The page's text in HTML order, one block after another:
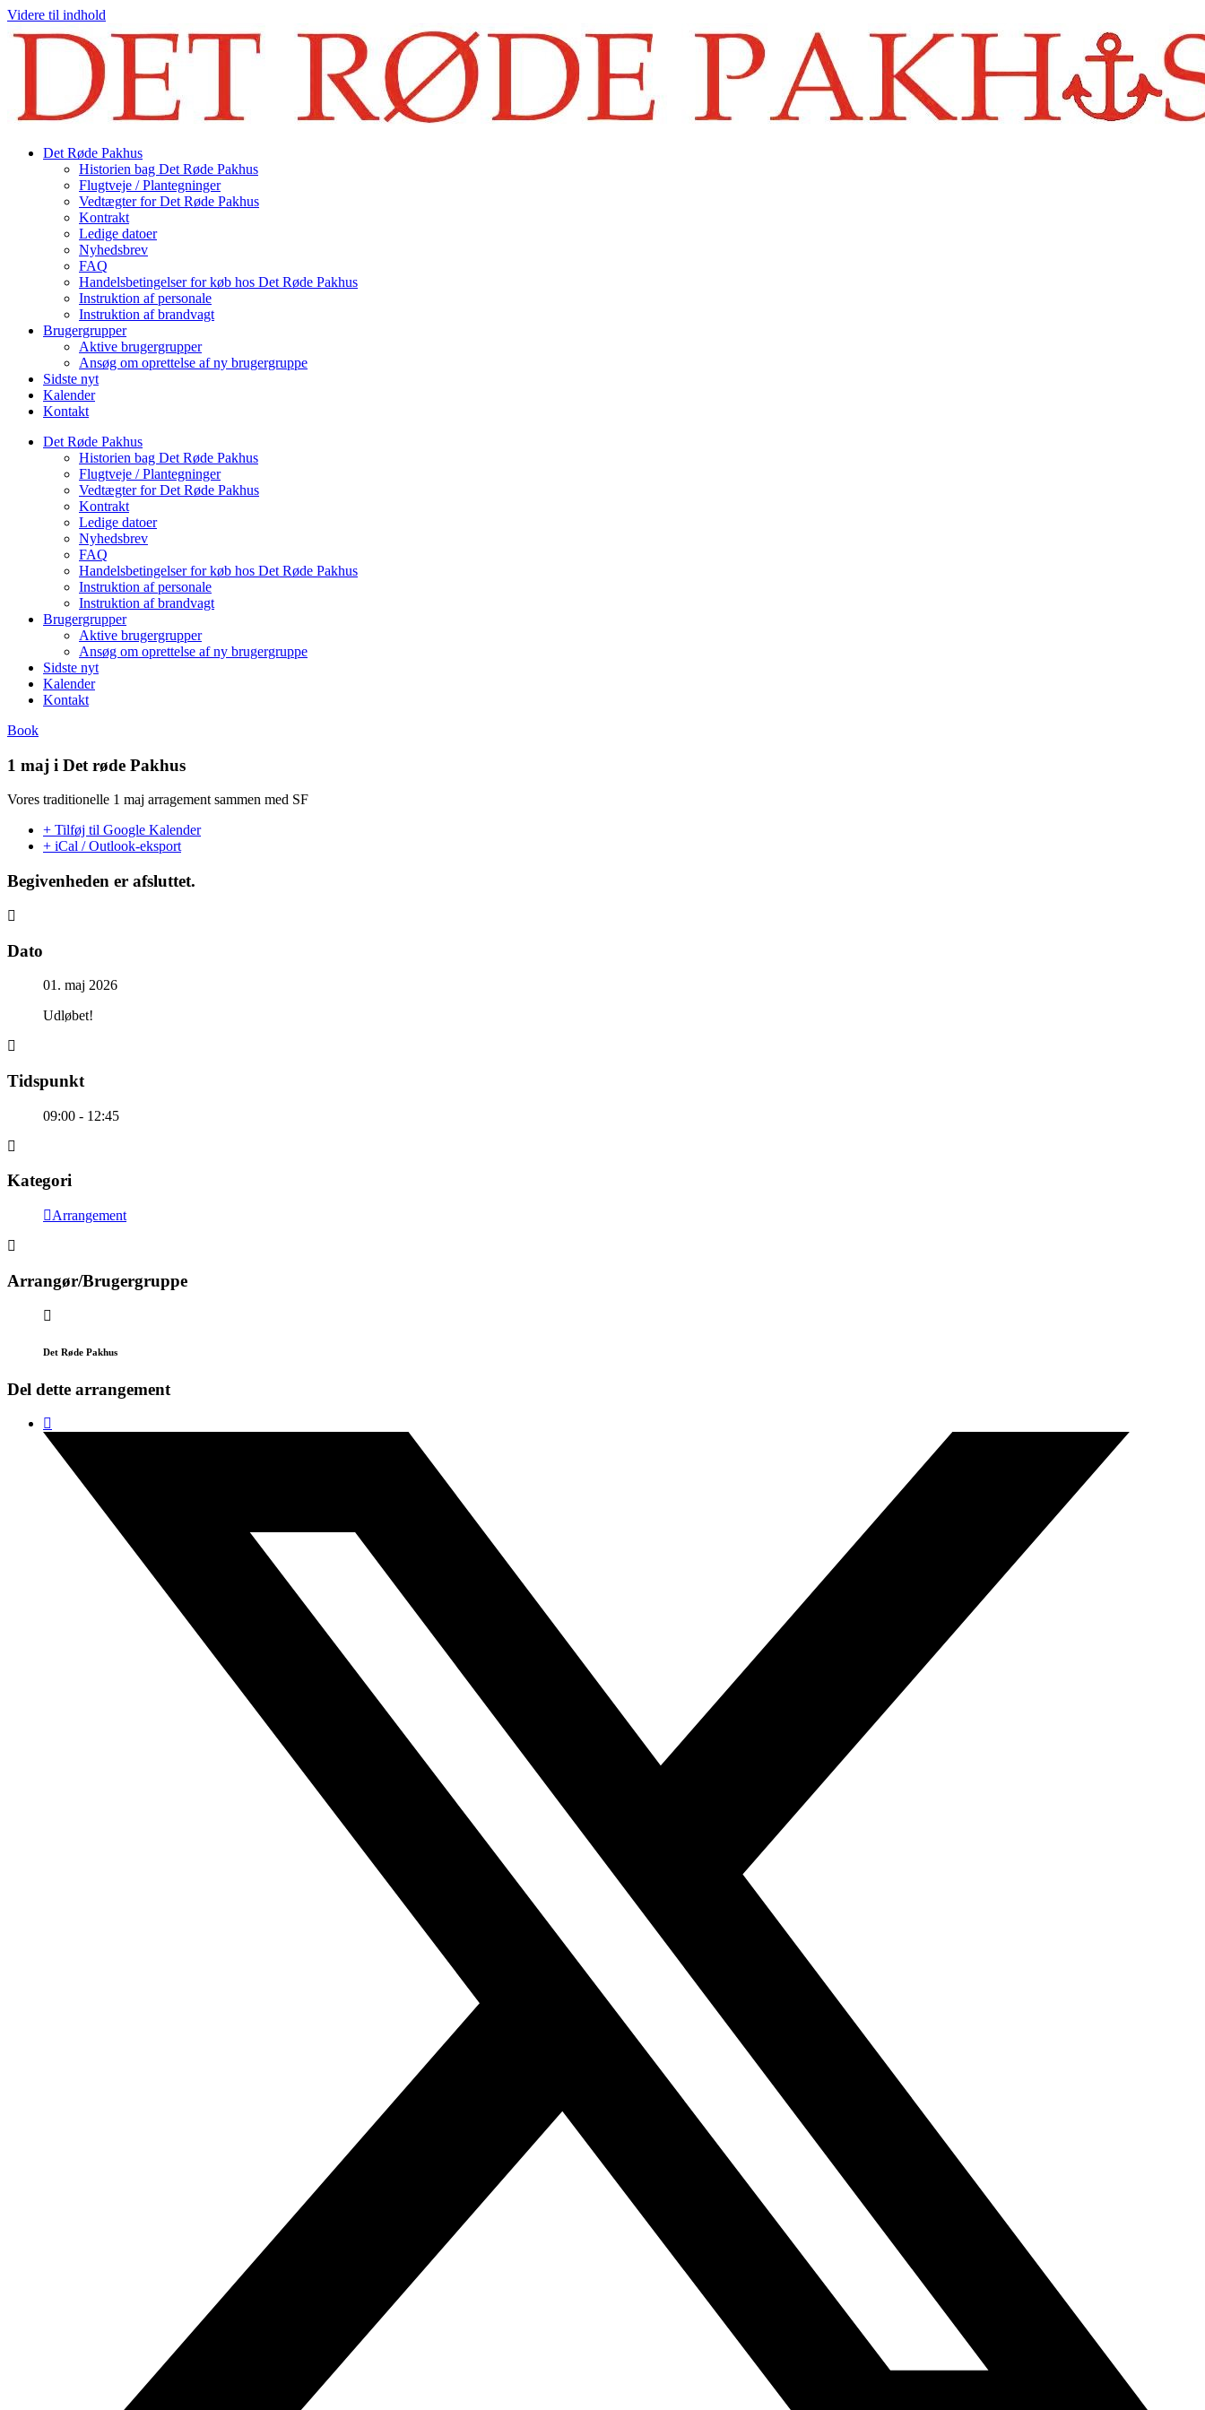
Videre til indhold
Det Røde Pakhus
Historien bag Det Røde Pakhus
Flugtveje / Plantegninger
Vedtægter for Det Røde Pakhus
Kontrakt
Ledige datoer
Nyhedsbrev
FAQ
Handelsbetingelser for køb hos Det Røde Pakhus
Instruktion af personale
Instruktion af brandvagt
Brugergrupper
Aktive brugergrupper
Ansøg om oprettelse af ny brugergruppe
Sidste nyt
Kalender
Kontakt
Det Røde Pakhus
Historien bag Det Røde Pakhus
Flugtveje / Plantegninger
Vedtægter for Det Røde Pakhus
Kontrakt
Ledige datoer
Nyhedsbrev
FAQ
Handelsbetingelser for køb hos Det Røde Pakhus
Instruktion af personale
Instruktion af brandvagt
Brugergrupper
Aktive brugergrupper
Ansøg om oprettelse af ny brugergruppe
Sidste nyt
Kalender
Kontakt
Book
1 maj i Det røde Pakhus
Vores traditionelle 1 maj arragement sammen med SF
+ Tilføj til Google Kalender
+ iCal / Outlook-eksport
Begivenheden er afsluttet.
Dato
01. maj 2026
Udløbet!
Tidspunkt
09:00 - 12:45
Kategori
Arrangement
Arrangør/Brugergruppe
Det Røde Pakhus
Del dette arrangement